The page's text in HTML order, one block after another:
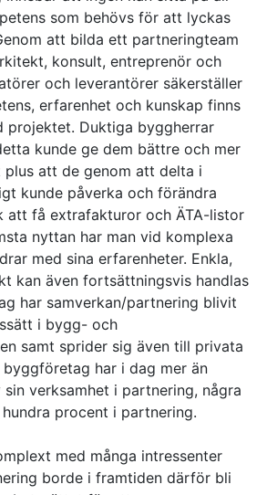
som behövs för att lyckas
att bilda ett partneringteam
konsult, entreprenör och
och leverantörer säkerställer
erfarenhet och kunskap finns
projektet. Duktiga byggherrar
kunde ge dem bättre och mer
plus att de genom att delta i
kunde påverka och förändra
att få extrafakturor och ÄTA-listor
nyttan har man vid komplexa
med sina erfarenheter. Enkla,
kan även fortsättningsvis handlas
har samverkan/partnering blivit
i bygg- och
samt sprider sig även till privata
byggföretag har i dag mer än
verksamhet i partnering, några
procent i partnering.
med många intressenter
borde i framtiden därför bli